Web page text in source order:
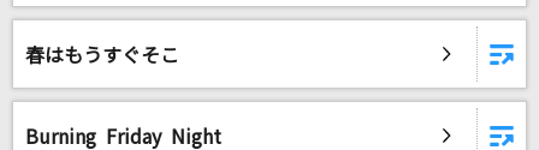
春はもうすぐそこ
Burning Friday Night